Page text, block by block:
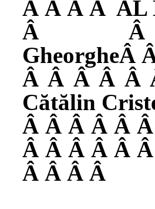
Â Â Â Â AL
Â
GheorgheÂ
Â Â Â Â
Cătălin
Â Â Â Â Â
Â Â Â Â Â
Â Â Â Â